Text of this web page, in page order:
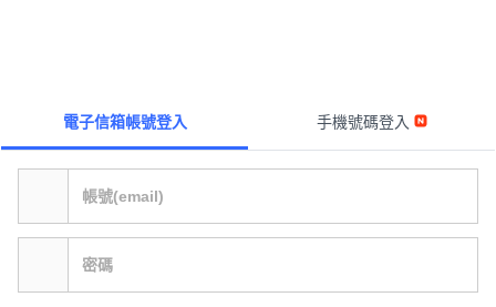
電子信箱帳號登入 手機號碼登入